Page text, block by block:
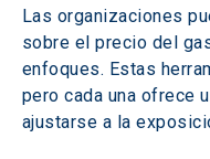
Las organizaciones
sobre el precio del
enfoques. Estas
pero cada una ofrece
ajustarse a la